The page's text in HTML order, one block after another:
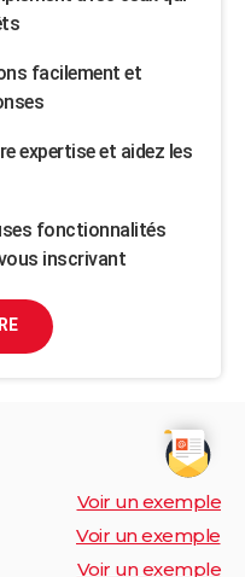
facilement et
expertise et aidez les
fonctionnalités
inscrivant
Voir un exemple
Voir un exemple
Voir un exemple